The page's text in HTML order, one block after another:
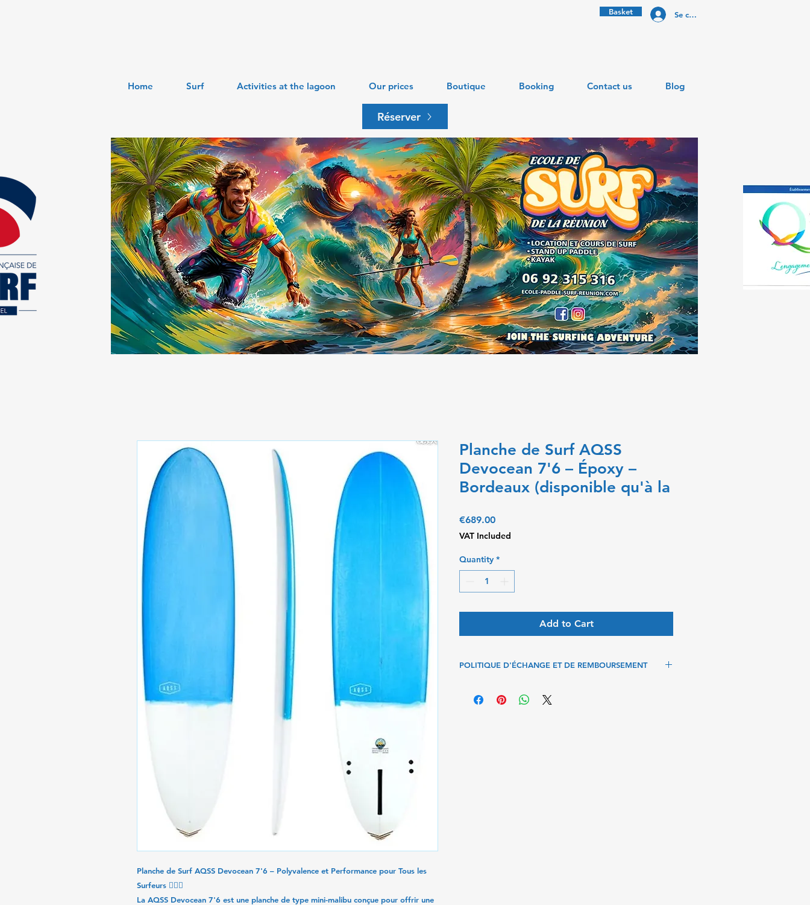
Basket Se connecter
Home Surf Activities at the lagoon Our prices Boutique Booking Contact us Blog
Réserver
Planche de Surf AQSS Devocean 7'6 – Polyvalence et Performance pour Tous les
Surfeurs 🏄‍♂️🌊
La AQSS Devocean 7'6 est une planche de type mini-malibu conçue pour offrir une
Planche de Surf AQSS
Devocean 7'6 – Époxy –
Bordeaux (disponible qu'à la
€689.00Price
VAT Included
Quantity *
Add to Cart
POLITIQUE D'ÉCHANGE ET DE REMBOURSEMENT
Vous pouvez retourner, à vos frais, les articles qui ne